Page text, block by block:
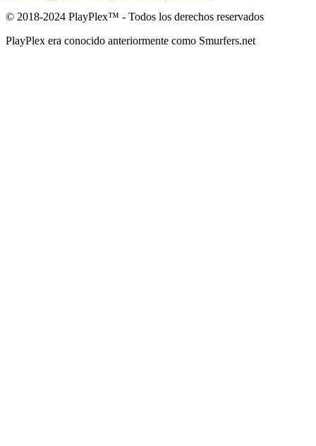
© 2018-2024 PlayPlex™ - Todos los derechos reservados
PlayPlex era conocido anteriormente como Smurfers.net